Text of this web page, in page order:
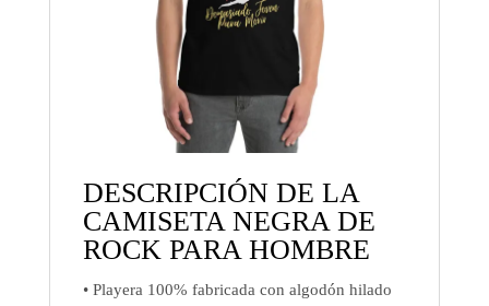
DESCRIPCIÓN DE LA
CAMISETA NEGRA DE
ROCK PARA HOMBRE
• Playera 100% fabricada con algodón hilado